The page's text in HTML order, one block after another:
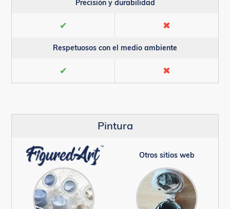
Precisión y durabilidad
✔ ✖
Respetuosos con el medio ambiente
✔ ✖
Pintura
Otros sitios web